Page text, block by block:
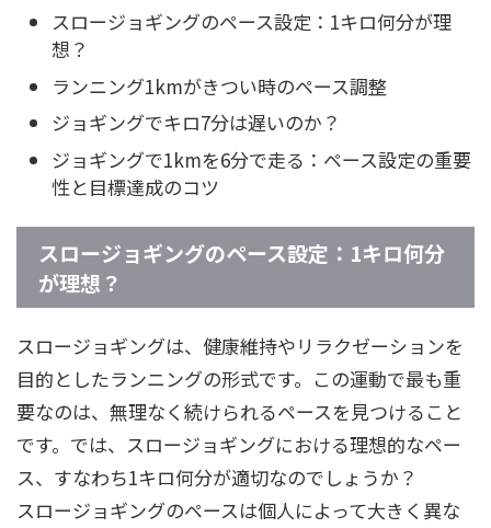
スロージョギングのペース設定：1キロ何分が理
想？
ランニング1kmがきつい時のペース調整
ジョギングでキロ7分は遅いのか？
ジョギングで1kmを6分で走る：ペース設定の重要
性と目標達成のコツ
スロージョギングのペース設定：1キロ何分
が理想？
スロージョギングは、健康維持やリラクゼーションを
目的としたランニングの形式です。この運動で最も重
要なのは、無理なく続けられるペースを見つけること
です。では、スロージョギングにおける理想的なペー
ス、すなわち1キロ何分が適切なのでしょうか？
スロージョギングのペースは個人によって大きく異な